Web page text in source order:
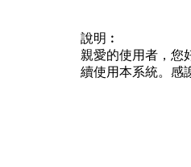
說明︰
親愛的使用者，您
續使用本系統。感